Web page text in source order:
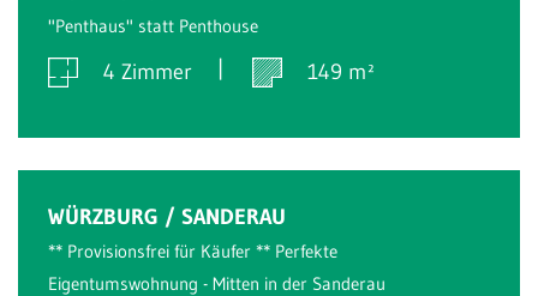
"Penthaus" statt Penthouse
4 Zimmer 149 m²
WÜRZBURG / SANDERAU
** Provisionsfrei für Käufer ** Perfekte
Eigentumswohnung - Mitten in der Sanderau